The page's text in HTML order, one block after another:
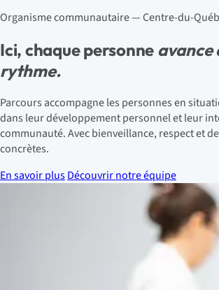
Organisme communautaire — Centre-du-
Ici, chaque personne avance
rythme.
Parcours accompagne les personnes en
dans leur développement personnel et leur
communauté. Avec bienveillance, respect et
concrètes.
En savoir plusDécouvrir notre équipe